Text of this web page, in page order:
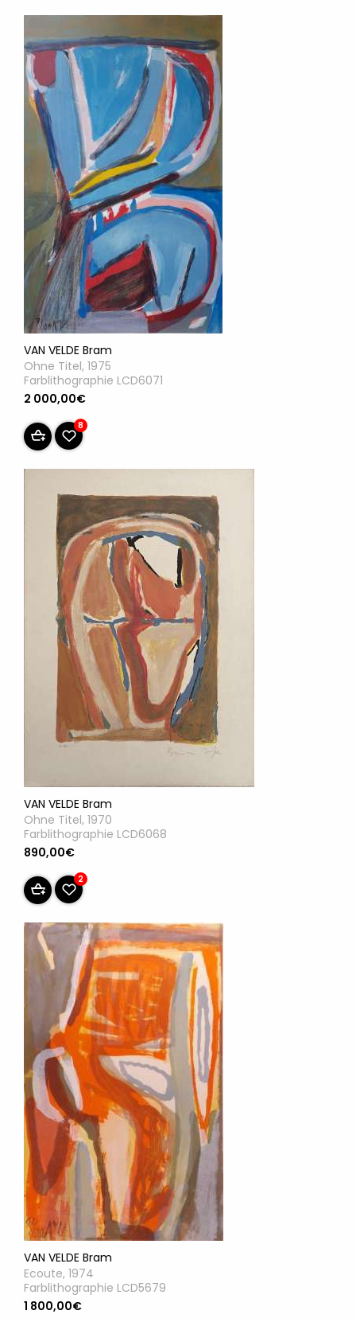
VAN VELDE Bram
Ohne Titel, 1975
Farblithographie LCD6071
2 000,00€
8
VAN VELDE Bram
Ohne Titel, 1970
Farblithographie LCD6068
890,00€
2
VAN VELDE Bram
Ecoute, 1974
Farblithographie LCD5679
1 800,00€